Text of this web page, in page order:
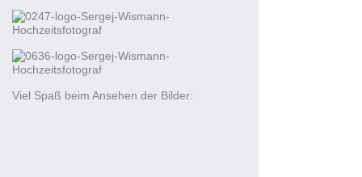
Viel Spaß beim Ansehen der Bilder: